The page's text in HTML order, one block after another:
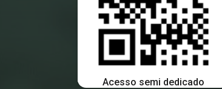
Acesso semi dedicado